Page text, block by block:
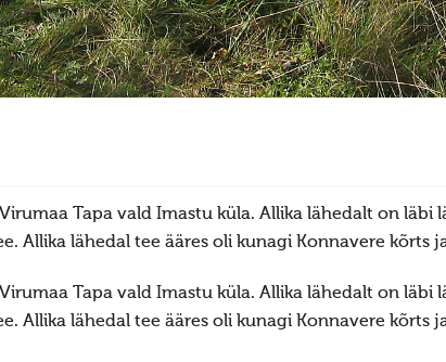
Tapa vald Imastu küla. Allika lähedalt on läbi
Allika lähedal tee ääres oli kunagi Konnavere kõrts
Tapa vald Imastu küla. Allika lähedalt on läbi
Allika lähedal tee ääres oli kunagi Konnavere kõrts